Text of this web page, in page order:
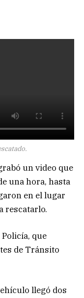
un video que
una hora, hasta
en el lugar
rescatarlo.
que
de Tránsito
llegó dos